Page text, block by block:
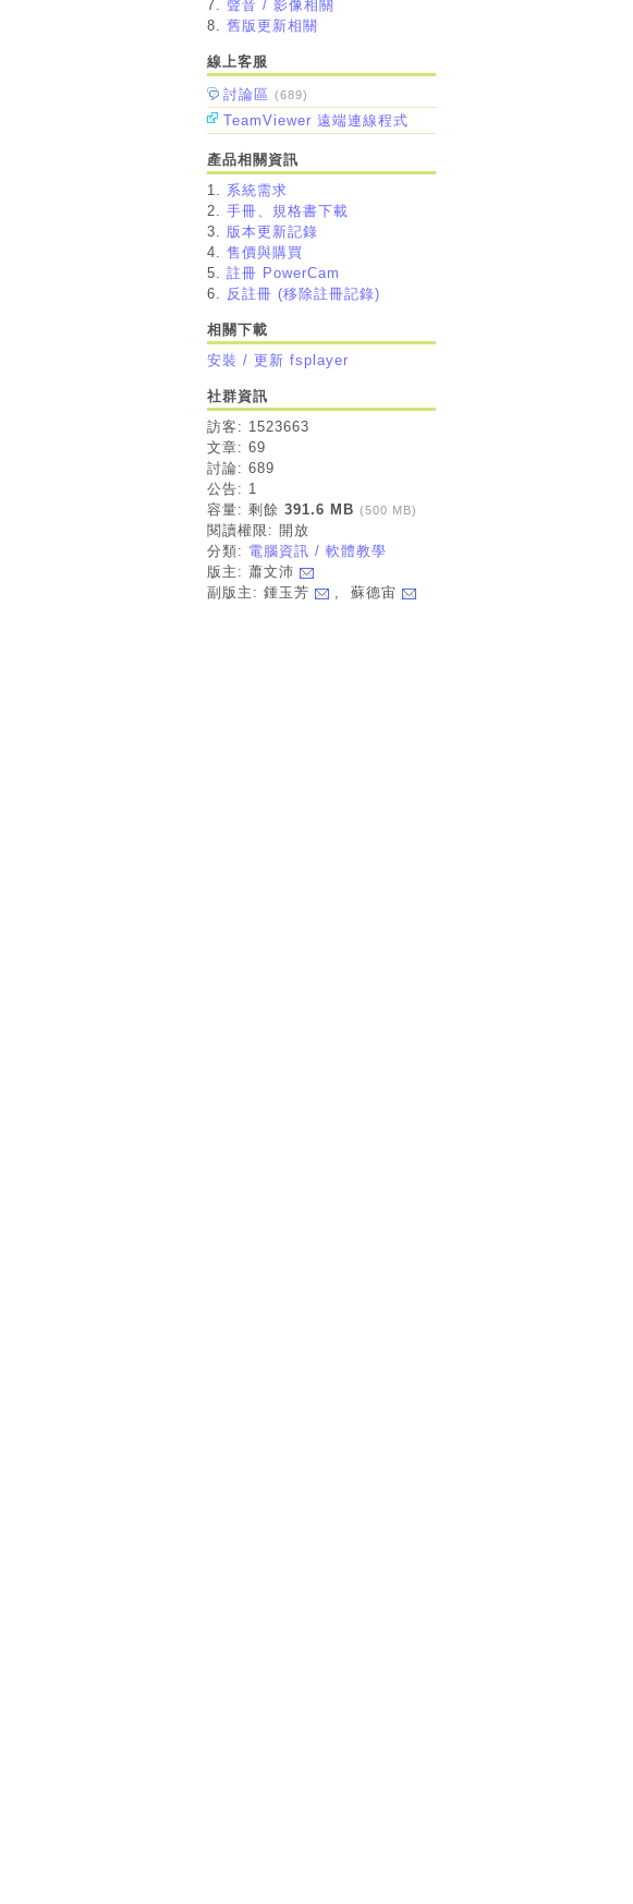
7. 聲音 / 影像相關
8. 舊版更新相關
線上客服
討論區 (689)
TeamViewer 遠端連線程式
產品相關資訊
1. 系統需求
2. 手冊、規格書下載
3. 版本更新記錄
4. 售價與購買
5. 註冊 PowerCam
6. 反註冊 (移除註冊記錄)
相關下載
安裝 / 更新 fsplayer
社群資訊
訪客: 1523663
文章: 69
討論: 689
公告: 1
容量: 剩餘 391.6 MB (500 MB)
閱讀權限: 開放
分類: 電腦資訊 / 軟體教學
版主: 蕭文沛
副版主: 鍾玉芳
, 蘇德宙